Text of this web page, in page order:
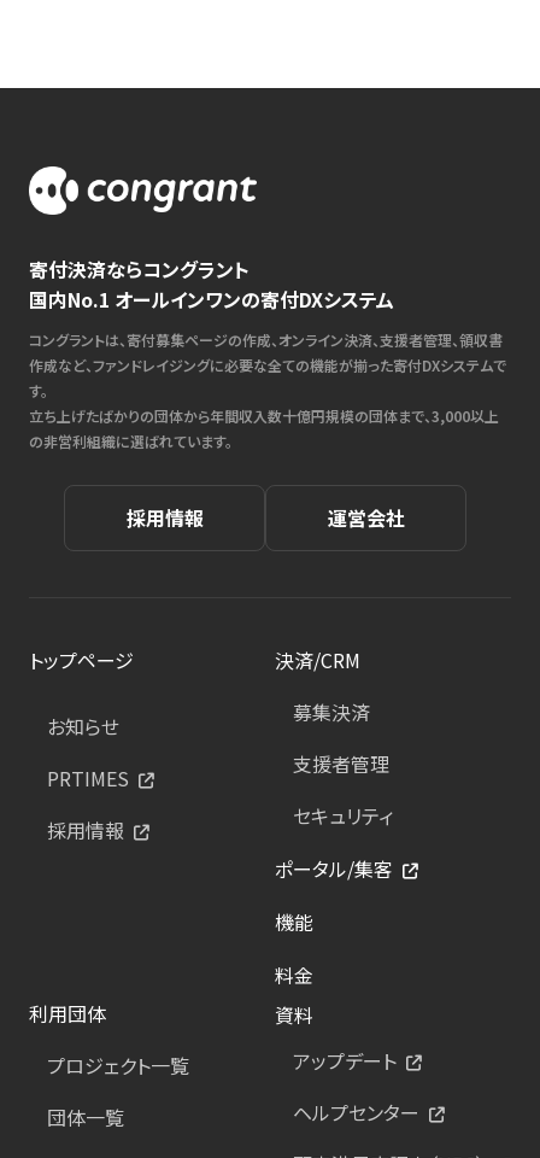
寄付決済ならコングラント
国内No.1 オールインワンの寄付DXシステム
コングラントは、寄付募集ページの作成、オンライン決済、支援者管理、領収書
作成など、ファンドレイジングに必要な全ての機能が揃った寄付DXシステムで
す。
立ち上げたばかりの団体から年間収入数十億円規模の団体まで、3,000以上
の非営利組織に選ばれています。
採用情報 運営会社
トップページ
お知らせ
PRTIMES
採用情報
決済/CRM
募集決済
支援者管理
セキュリティ
ポータル/集客
機能
料金
利用団体
プロジェクト一覧
団体一覧
資料
アップデート
ヘルプセンター